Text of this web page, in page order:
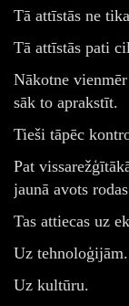
Tā attīstās ne
Tā attīstās pati
Nākotne
sāk to aprakstīt.
Tieši tāpēc
Pat
jaunā avots
Tas attiecas uz
Uz tehnoloģijām.
Uz kultūru.